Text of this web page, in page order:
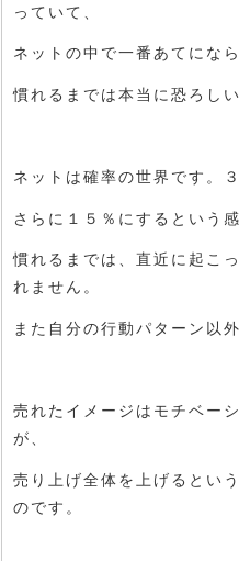
っていて、
ネットの中で一番あてにな
慣れるまでは本当に恐ろし
ネットは確率の世界です。
さらに１５％にするという
慣れるまでは、直近に起こ
れません。
また自分の行動パターン以
売れたイメージはモチベー
が、
売り上げ全体を上げるとい
のです。